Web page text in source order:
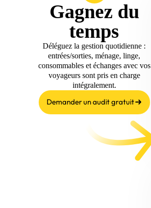
Gagnez du
temps
Déléguez la gestion quotidienne :
entrées/sorties, ménage, linge,
consommables et échanges avec vos
voyageurs sont pris en charge
intégralement.
Demander un audit gratuit